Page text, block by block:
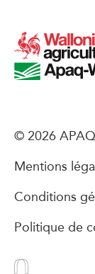
© 2026
Mentions
Conditions
Politique de